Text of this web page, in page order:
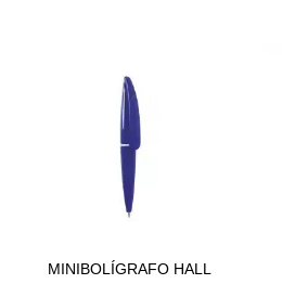
MINIBOLÍGRAFO HALL